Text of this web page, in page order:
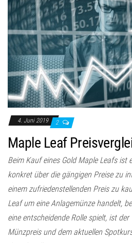
4. Juni 2019 2
Maple Leaf
Beim Kauf eines Gold Maple Leafs ist
konkret über die gängigen Preise zu
einem zufriedenstellenden Preis zu
Leaf um eine Anlagemünze handelt,
eine entscheidende Rolle spielt, ist
Münzpreis und dem aktuellen